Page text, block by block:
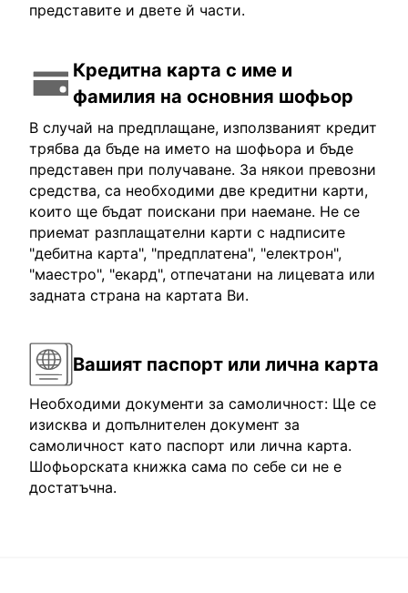
представите и двете й части.
Кредитна карта с име и
фамилия на основния шофьор
В случай на предплащане, използваният кредит
трябва да бъде на името на шофьора и бъде
представен при получаване. За някои превозни
средства, са необходими две кредитни карти,
които ще бъдат поискани при наемане. Не се
приемат разплащателни карти с надписите
"дебитна карта", "предплатена", "електрон",
"маестро", "екард", отпечатани на лицевата или
задната страна на картата Ви.
Вашият паспорт или лична карта
Необходими документи за самоличност: Ще се
изисква и допълнителен документ за
самоличност като паспорт или лична карта.
Шофьорската книжка сама по себе си не е
достатъчна.